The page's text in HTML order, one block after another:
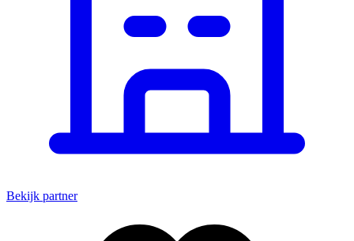
Bekijk partner